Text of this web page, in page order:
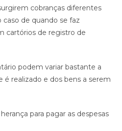
cobranças diferentes
caso de quando se faz
cartórios de registro de
podem variar bastante a
é realizado e dos bens a serem
para pagar as despesas